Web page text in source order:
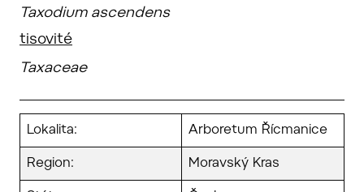
Taxodium ascendens
tisovité
Taxaceae
Lokalita: Arboretum Řícmanice
Region: Moravský Kras